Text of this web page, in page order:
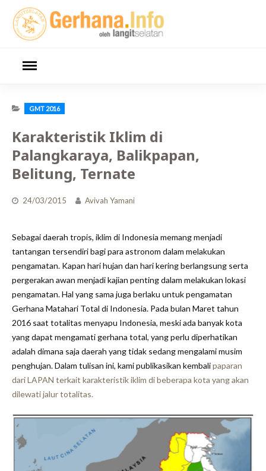
content
GMT 2016
Karakteristik Iklim di
Palangkaraya, Balikpapan,
Belitung, Ternate
24/03/2015 Avivah Yamani
Sebagai daerah tropis, iklim di Indonesia memang menjadi
tantangan tersendiri bagi para astronom dalam melakukan
pengamatan. Kapan hari hujan dan hari kering berlangsung serta
pergerakan awan menjadi kajian penting dalam melakukan lokasi
pengamatan.Hal yang sama juga berlaku untuk pengamatan
Gerhana Matahari Total di Indonesia. Pada bulan Maret tahun
2016 saat totalitas menyapu Indonesia, meski ada banyak kota
yang dapat mengamati gerhana total, yang perlu diperhatikan
adalah dimana saja daerah yang tidak sedang mengalami musim
penghujan. Dalam tulisan ini, kami publikasikan kembalipaparan
dari LAPAN terkait karakteristik iklim di beberapa kota yang akan
dilewati jalur totalitas.